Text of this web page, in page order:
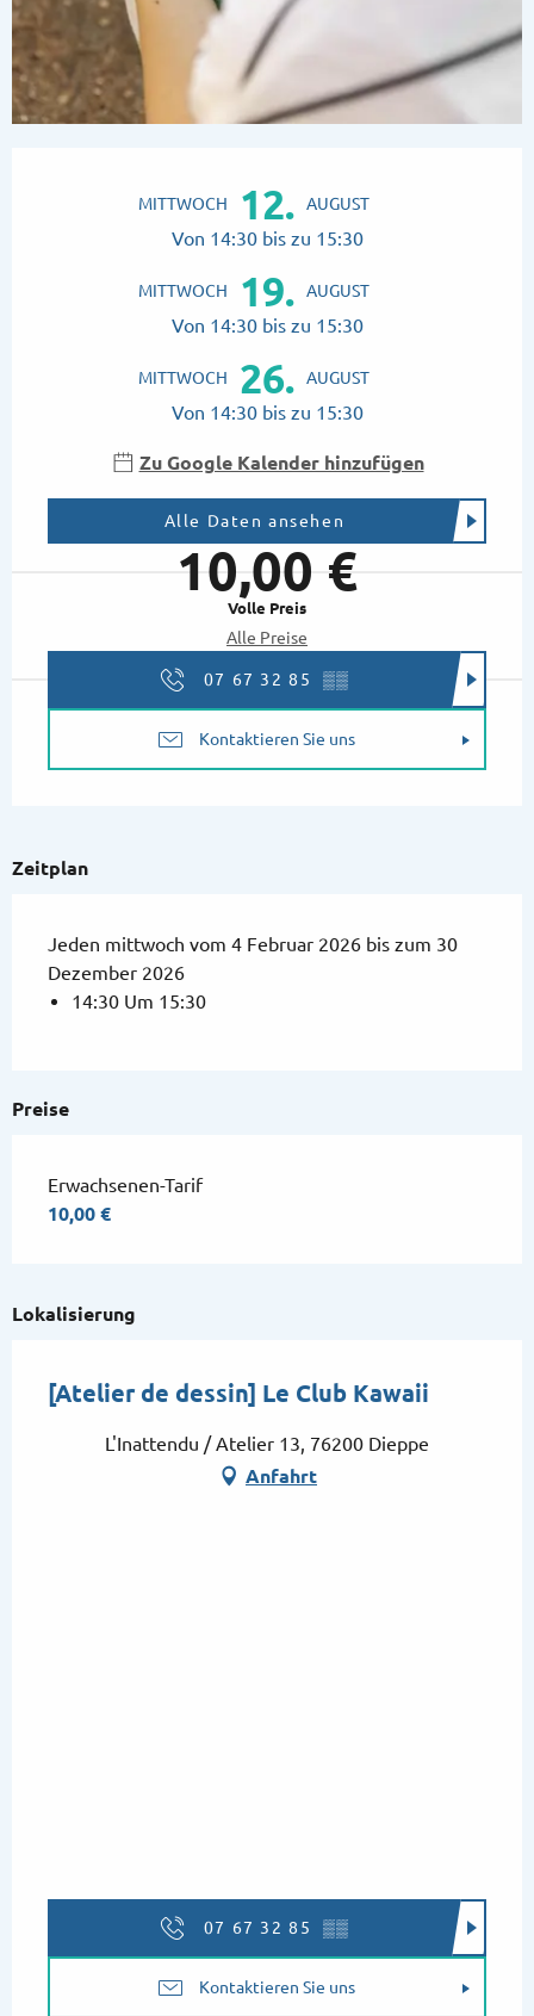
MITTWOCH 12. AUGUST
Von 14:30 bis zu 15:30
MITTWOCH 19. AUGUST
Von 14:30 bis zu 15:30
MITTWOCH 26. AUGUST
Von 14:30 bis zu 15:30
Zu Google Kalender hinzufügen
Alle Daten ansehen
10,00 €
Volle Preis
Alle Preise
07 67 32 85 ▒▒
Kontaktieren Sie uns
Preise
Erwachsenen-Tarif
10,00 €
Zeitplan
Jeden mittwoch vom 4 Februar 2026 bis zum 30
Dezember 2026
14:30 Um 15:30
Lokalisierung
[Atelier de dessin] Le Club Kawaii
L'Inattendu / Atelier 13, 76200 Dieppe
Anfahrt
07 67 32 85 ▒▒
Kontaktieren Sie uns